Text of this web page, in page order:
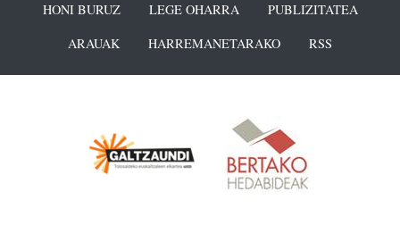
HONI BURUZ LEGE OHARRA
PUBLIZITATEA
ARAUAK
HARREMANETARAKO RSS